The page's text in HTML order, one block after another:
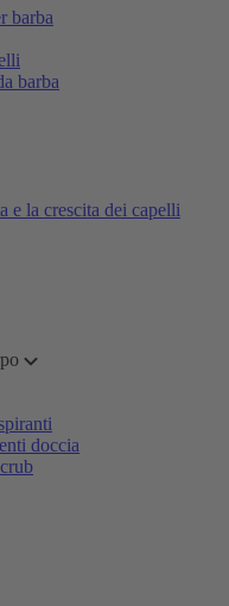
barba
barba
e la crescita dei capelli
doccia